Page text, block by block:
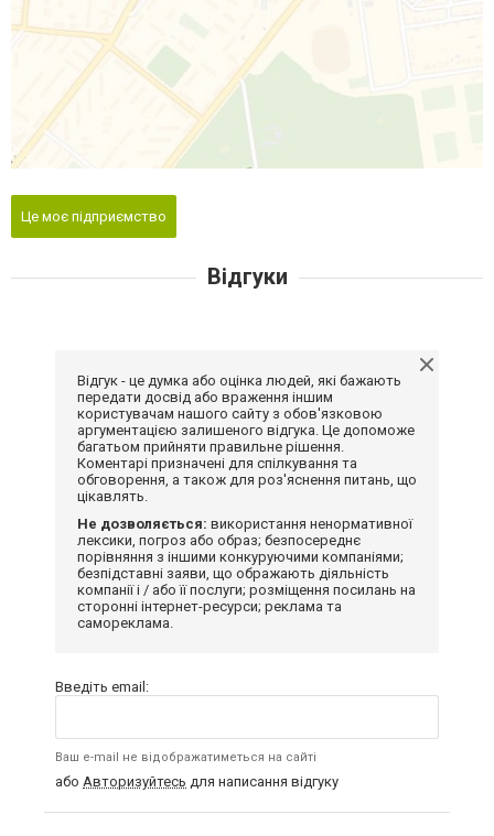
Це моє підприємство
Відгуки
Відгук - це думка або оцінка людей, які бажають
передати досвід або враження іншим
користувачам нашого сайту з обов'язковою
аргументацією залишеного відгука. Це допоможе
багатьом прийняти правильне рішення.
Коментарі призначені для спілкування та
обговорення, а також для роз'яснення питань, що
цікавлять.
Не дозволяється: використання ненормативної
лексики, погроз або образ; безпосереднє
порівняння з іншими конкуруючими компаніями;
безпідставні заяви, що ображають діяльність
компанії і / або її послуги; розміщення посилань на
сторонні інтернет-ресурси; реклама та
самореклама.
Введіть email:
Ваш e-mail не відображатиметься на сайті
або Авторизуйтесь для написання відгуку